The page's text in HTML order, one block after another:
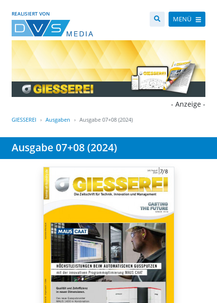
REALISIERT VON
MENÜ
- Anzeige -
GIESSEREI Ausgaben Ausgabe 07+08 (2024)
Ausgabe 07+08 (2024)